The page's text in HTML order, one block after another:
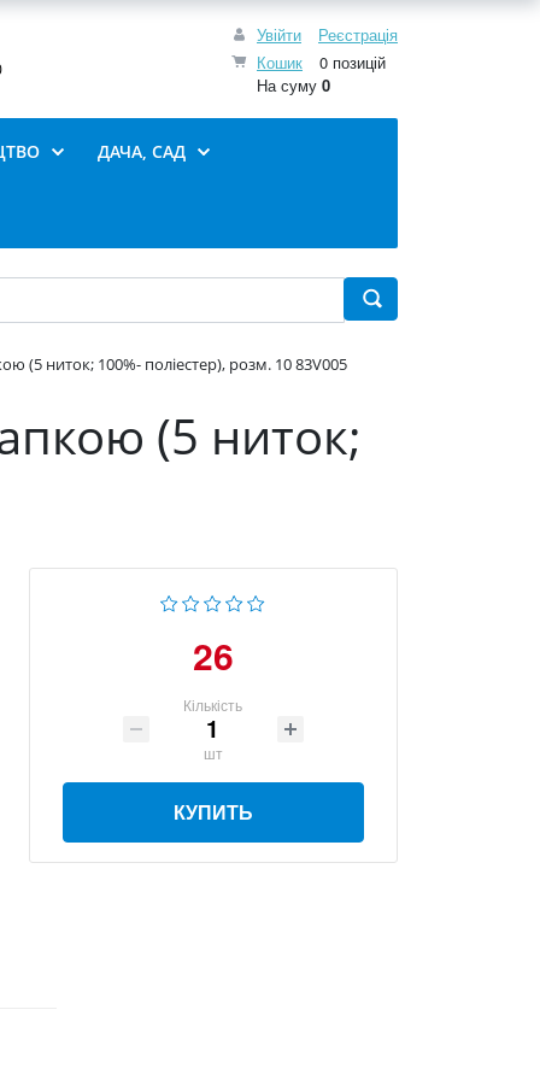
Увійти
Реєстрація
Кошик
0 позицій
На суму 0
ДАЧА, САД
(5 ниток; 100%- поліестер), розм. 10 83V005
(5 ниток;
26
Кількість
шт
КУПИТЬ